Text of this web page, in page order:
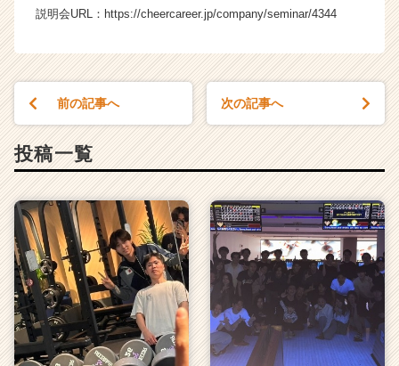
説明会URL：https://cheercareer.jp/company/seminar/4344
前の記事へ 次の記事へ
投稿一覧